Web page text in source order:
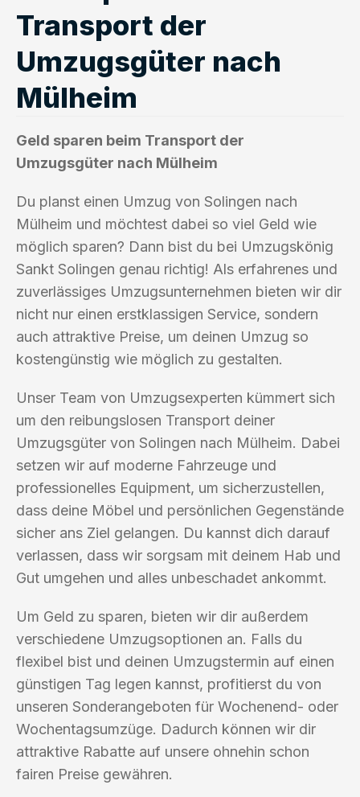
Transport der
Umzugsgüter nach
Mülheim
Geld sparen beim Transport der
Umzugsgüter nach Mülheim
Du planst einen Umzug von Solingen nach
Mülheim und möchtest dabei so viel Geld wie
möglich sparen? Dann bist du bei Umzugskönig
Sankt Solingen genau richtig! Als erfahrenes und
zuverlässiges Umzugsunternehmen bieten wir dir
nicht nur einen erstklassigen Service, sondern
auch attraktive Preise, um deinen Umzug so
kostengünstig wie möglich zu gestalten.
Unser Team von Umzugsexperten kümmert sich
um den reibungslosen Transport deiner
Umzugsgüter von Solingen nach Mülheim. Dabei
setzen wir auf moderne Fahrzeuge und
professionelles Equipment, um sicherzustellen,
dass deine Möbel und persönlichen Gegenstände
sicher ans Ziel gelangen. Du kannst dich darauf
verlassen, dass wir sorgsam mit deinem Hab und
Gut umgehen und alles unbeschadet ankommt.
Um Geld zu sparen, bieten wir dir außerdem
verschiedene Umzugsoptionen an. Falls du
flexibel bist und deinen Umzugstermin auf einen
günstigen Tag legen kannst, profitierst du von
unseren Sonderangeboten für Wochenend- oder
Wochentagsumzüge. Dadurch können wir dir
attraktive Rabatte auf unsere ohnehin schon
fairen Preise gewähren.